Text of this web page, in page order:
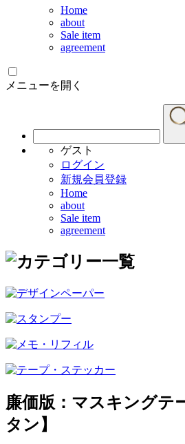
Home
about
Sale item
agreement
メニューを開く
ゲスト
ログイン
新規会員登録
Home
about
Sale item
agreement
廉価版：マスキングテ
タン】